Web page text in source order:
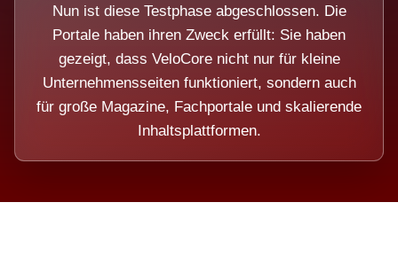
Nun ist diese Testphase abgeschlossen. Die
Portale haben ihren Zweck erfüllt: Sie haben
gezeigt, dass VeloCore nicht nur für kleine
Unternehmensseiten funktioniert, sondern auch
für große Magazine, Fachportale und skalierende
Inhaltsplattformen.